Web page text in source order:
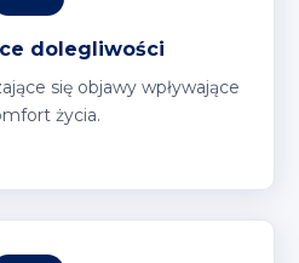
dolegliwości
się objawy wpływające
życia.